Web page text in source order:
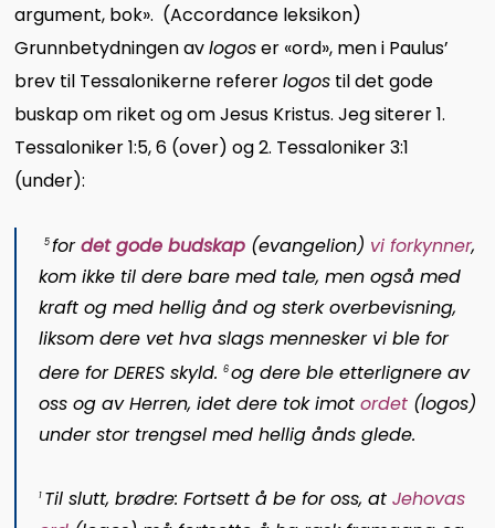
argument, bok». (Accordance leksikon)
Grunnbetydningen avlogoser «ord», men i Paulus’
brev til Tessalonikerne refererlogos til det gode
buskap om riket og om Jesus Kristus. Jeg siterer 1.
Tessaloniker 1:5, 6 (over) og 2. Tessaloniker 3:1
(under):
5 fordet gode budskap (evangelion) vi forkynner,
kom ikke til dere bare med tale, men også med
kraft og med hellig ånd og sterk overbevisning,
liksom dere vet hva slags mennesker vi ble for
dere for DERES skyld.6 og dere ble etterlignere av
oss og av Herren, idet dere tok imotordet (logos)
under stor trengsel med hellig ånds glede.
1 Til slutt, brødre: Fortsett å be for oss, atJehovas